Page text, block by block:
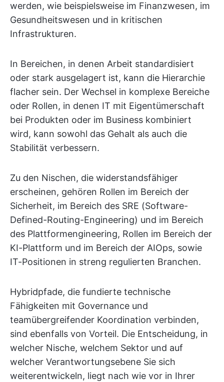
werden, wie beispielsweise im Finanzwesen, im
Gesundheitswesen und in kritischen
Infrastrukturen.
In Bereichen, in denen Arbeit standardisiert
oder stark ausgelagert ist, kann die Hierarchie
flacher sein. Der Wechsel in komplexe Bereiche
oder Rollen, in denen IT mit Eigentümerschaft
bei Produkten oder im Business kombiniert
wird, kann sowohl das Gehalt als auch die
Stabilität verbessern.
Zu den Nischen, die widerstandsfähiger
erscheinen, gehören Rollen im Bereich der
Sicherheit, im Bereich des SRE (Software-
Defined-Routing-Engineering) und im Bereich
des Plattformengineering, Rollen im Bereich der
KI-Plattform und im Bereich der AIOps, sowie
IT-Positionen in streng regulierten Branchen.
Hybridpfade, die fundierte technische
Fähigkeiten mit Governance und
teamübergreifender Koordination verbinden,
sind ebenfalls von Vorteil. Die Entscheidung, in
welcher Nische, welchem Sektor und auf
welcher Verantwortungsebene Sie sich
weiterentwickeln, liegt nach wie vor in Ihrer